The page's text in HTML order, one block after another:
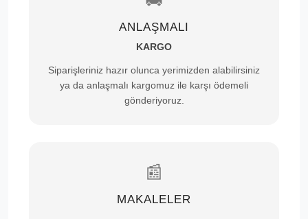
ANLAŞMALI
KARGO
Siparişleriniz hazır olunca yerimizden alabilirsiniz
ya da anlaşmalı kargomuz ile karşı ödemeli
gönderiyoruz.
📰
MAKALELER